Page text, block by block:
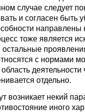
случае следует
и согласен быть
направлены
тоже является
остальные
с нормами
область
отдельно.
возникает некий
иного